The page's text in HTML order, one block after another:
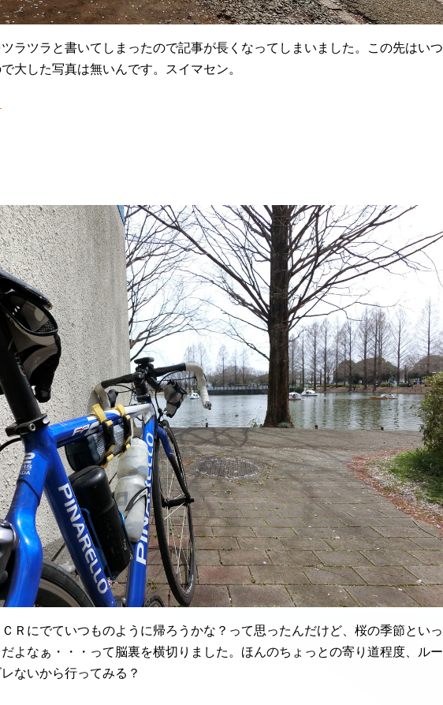
ラツラと書いてしまったので記事が長くなってしまいました。この先はいつ
大した写真は無いんです。スイマセン。
Ｒにでていつものように帰ろうかな？って思ったんだけど、桜の季節といっ
よなぁ・・・って脳裏を横切りました。ほんのちょっとの寄り道程度、ルー
ないから行ってみる？